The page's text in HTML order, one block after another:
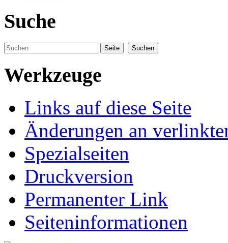
Suche
Werkzeuge
Links auf diese Seite
Änderungen an
Spezialseiten
Druckversion
Permanenter Link
Seiteninformationen